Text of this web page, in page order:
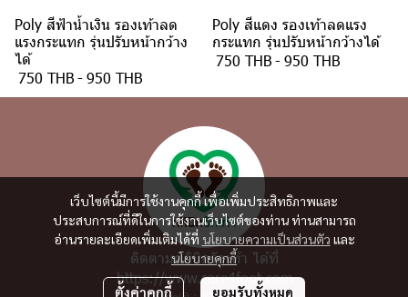
Poly สีฟ้าน้ำเงิน รองเท้าลด
แรงกระแทก รุ่นปรับหน้ากว้าง
ได้
750 THB-950 THB
Poly สีแดง รองเท้าลดแรง
กระแทก รุ่นปรับหน้ากว้างได้
750 THB-950 THB
เว็บไซต์นี้มีการใช้งานคุกกี้ เพื่อเพิ่มประสิทธิภาพและ
ประสบการณ์ที่ดีในการใช้งานเว็บไซต์ของท่าน ท่านสามารถ
อ่านรายละเอียดเพิ่มเติมได้ที่ นโยบายความเป็นส่วนตัว และ
นโยบายคุกกี้
ตั้งค่าคุกกี้ ยอมรับทั้งหมด
ติดตามคลินิกรักเท้า ได้ที่
https://www.care4foot.com